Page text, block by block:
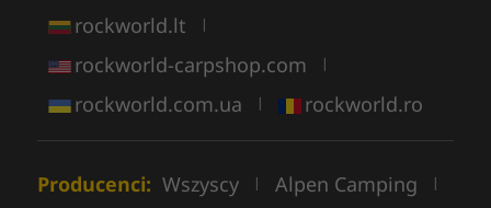
rockworld.lt |
rockworld-carpshop.com |
rockworld.com.ua | rockworld.ro
Producenci: Wszyscy | Alpen Camping |